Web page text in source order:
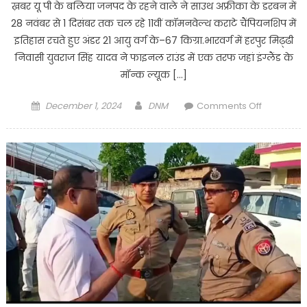
ख़बर यू पी के बलिया जनपद के रहने वाले ने साउथ अफ्रीका के डरबन में
28 नवंबर से 1 दिसंबर तक चल रहे 11वीं कॉमनवेल्थ कराटे चैंपियनशिप में
इतिहास रचते हुए अंडर 21 आयु वर्ग के–67 किग्रा.भारवर्ग में हरपुर मिढ़्ढी
निवासी युवराज सिंह यादव ने फाइनल राउंड में एक तरफ जहां इंग्लैंड के
मॉन्क ल्यूक […]
Posted
December 1, 2024 Author
DNM Comments Offon
साउथ
अफ्रीका
के
डरबन
में
बलिया
के
युवराज
सिंह
यादव